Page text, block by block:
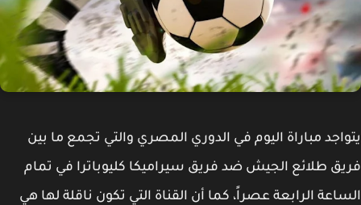
مباراة اليوم في الدوري المصري والتي تجمع ما بين
طلائع الجيش ضد فريق سيراميكا كليوباترا في تمام
الرابعة عصراً، كما أن القناة التي تكون ناقلة لها هي